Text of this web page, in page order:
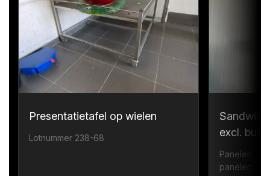
Presentatietafel op wielen
Lotnummer 238-68
excl.
Panelen =
panelen = 6